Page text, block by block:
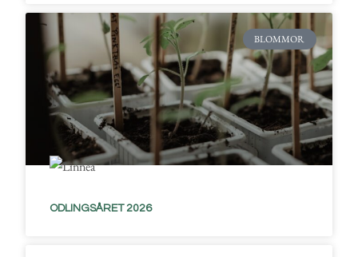
BLOMMOR
ODLINGSÅRET 2026